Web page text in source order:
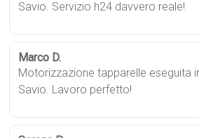
Savio. Servizio h24 davvero reale!
Marco D.
Motorizzazione tapparelle eseguita
Savio. Lavoro perfetto!